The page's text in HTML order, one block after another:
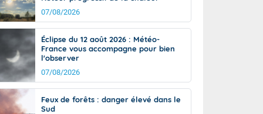
de
Avertissement pluies intenses à l'échelle
des communes (Apic)
Bulletins Marine
Bulletins d'estimation du risque
d'avalanche
Météo des forêts
Vigicrues
07/08/2026
Éclipse du 12 août 2026 : Météo-
France vous accompagne pour bien
l'observer
07/08/2026
Feux de forêts : danger élevé dans le
Sud